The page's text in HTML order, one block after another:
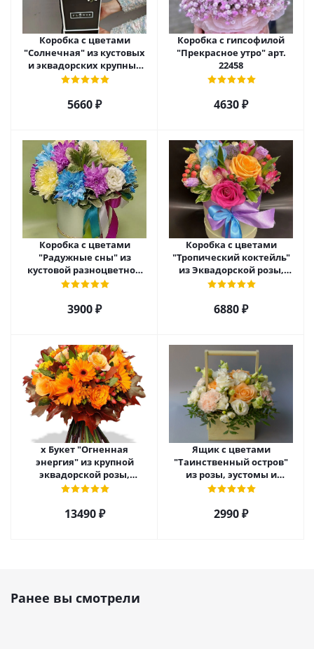
Коробка с цветами
"Солнечная" из кустовых
и эквадорских крупных
роз с гипсофилой арт.
5660 ₽
Коробка с гипсофилой
"Прекрасное утро" арт.
22458
4630 ₽
Коробка с цветами
"Радужные сны" из
кустовой разноцветной
хризантемы арт. 22457
3900 ₽
Коробка с цветами
"Тропический коктейль"
из Эквадорской розы,
эустомы, альстромерии
6880 ₽
х Букет "Огненная
энергия" из крупной
эквадорской розы,
гиперикума и гермини.
13490 ₽
Ящик с цветами
"Таинственный остров"
из розы, эустомы и
диантуса арт. 7754
2990 ₽
Ранее вы смотрели